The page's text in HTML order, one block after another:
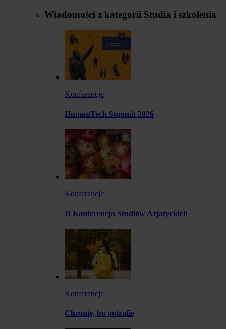
Wiadomości z kategorii Studia i szkolenia
Konferencje
HumanTech Summit 2026
Konferencje
II Konferencja Studiów Azjatyckich
Konferencje
Chronię, bo potrafię